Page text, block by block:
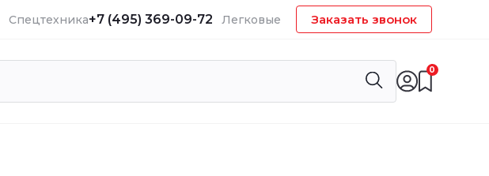
Спецтехника+7 (495) 369-09-72 Легковые Заказать звонок
0